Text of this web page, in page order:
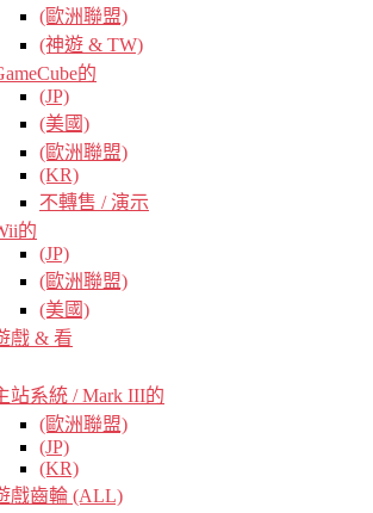
(歐洲聯盟)
(神遊 & TW)
的
(JP)
(美國)
(歐洲聯盟)
(KR)
不轉售 / 演示
的
(JP)
(歐洲聯盟)
(美國)
戲 & 看
站系統 / Mark III的
(歐洲聯盟)
(JP)
(KR)
戲齒輪 (ALL)